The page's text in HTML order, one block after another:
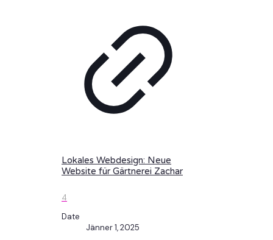
Lokales Webdesign: Neue
Website für Gärtnerei Zachar
4
Date
Jänner 1, 2025